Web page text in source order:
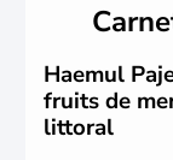
christianisme
principales
Corée du Nord.
1988, de
2002, en
Haemul
fruits de
littoral